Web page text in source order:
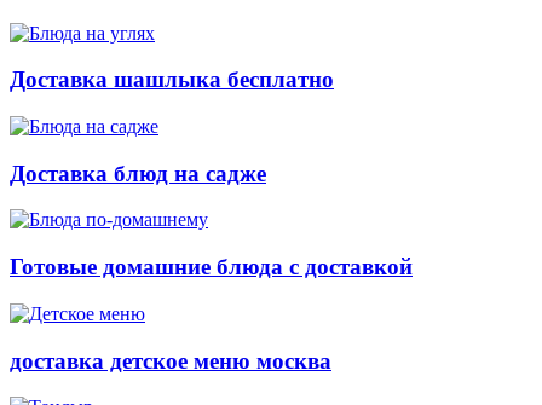
Доставка шашлыка бесплатно
Доставка блюд на садже
Готовые домашние блюда с доставкой
доставка детское меню москва